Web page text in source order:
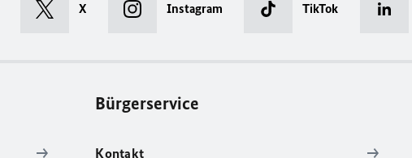
X Instagram TikTok
Bürgerservice
Kontakt